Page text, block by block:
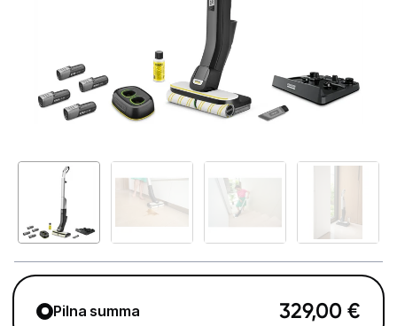
Telefoni, planšetdatori
Viedierīces
Sadzīves tehnika
Mazā tehnika
Pilna summa 329,00 €